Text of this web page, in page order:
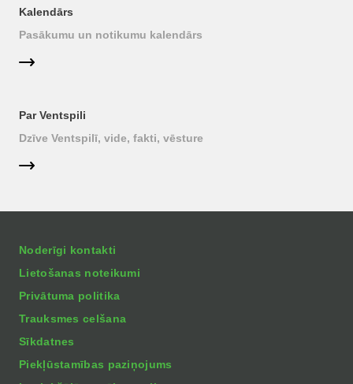
Kalendārs
Pasākumu un notikumu kalendārs
Par Ventspili
Dzīve Ventspilī, vide, fakti, vēsture
Noderīgi kontakti
Lietošanas noteikumi
Privātuma politika
Trauksmes celšana
Sīkdatnes
Piekļūstamības paziņojums